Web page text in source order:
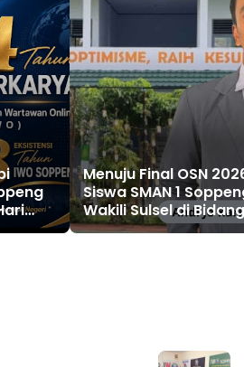
Menuju Final OSN
Siswa SMAN 1
Wakili Sulsel di Bidang
Ekonomi